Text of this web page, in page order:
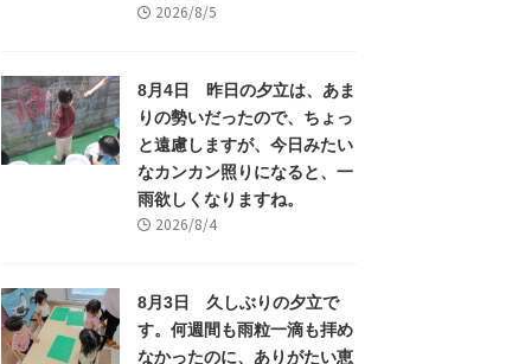
2026/8/5
8月4日 昨日の夕立は、あま
りの勢いだったので、ちょっ
と遠慮しますが、今日みたい
なカンカン照りになると、一
雨欲しくなりますね。
2026/8/4
8月3日 久しぶりの夕立で
す。何週間も雨粒一滴も拝め
なかったのに、ありがたい恵